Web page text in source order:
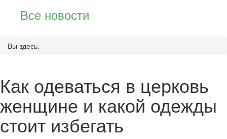
Все новости
Вы здесь:
Как одеваться в церковь
женщине и какой одежды
стоит избегать